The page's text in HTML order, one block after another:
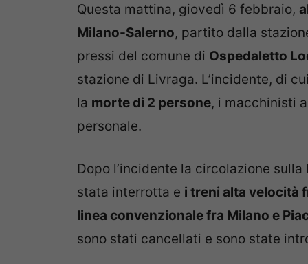
Questa mattina, giovedì 6 febbraio,
Milano-Salerno, partito dalla
pressi del comune di Ospedaletto
stazione di Livraga. L’incidente, di
la morte di 2 persone, i macchinisti
personale.
Dopo l’incidente la circolazione
stata interrotta e i treni alta velocità
linea convenzionale fra Milano e
sono stati cancellati e sono state